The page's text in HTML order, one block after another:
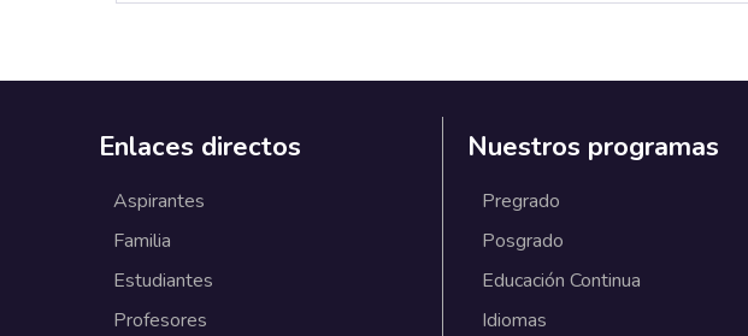
Enlaces directos
Aspirantes
Familia
Estudiantes
Profesores
Nuestros programas
Pregrado
Posgrado
Educación Continua
Idiomas